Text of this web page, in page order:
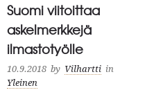
Suomi viitoittaa
askelmerkkejä
ilmastotyölle
10.9.2018 by Vilhartti in
Yleinen